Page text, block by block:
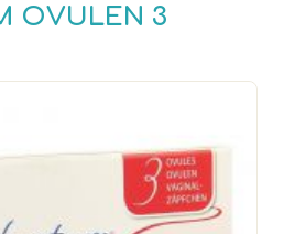
OVULEN 3